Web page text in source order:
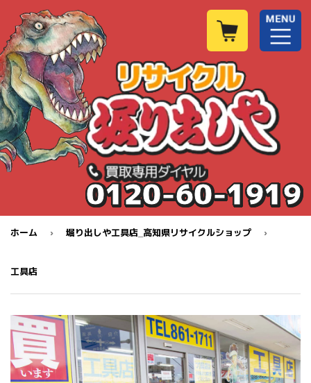
0120-60-1919
ホーム › 堀り出しや工具店_高知県リサイクルショップ ›
工具店